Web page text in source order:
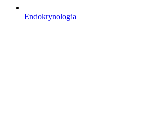
Endokrynologia